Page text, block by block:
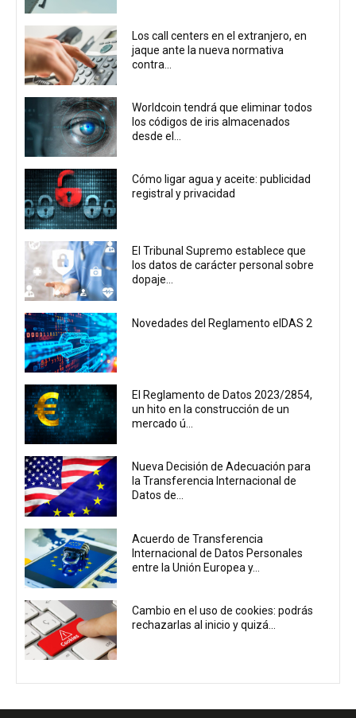
Los call centers en el extranjero, en
jaque ante la nueva normativa
contra...
Worldcoin tendrá que eliminar todos
los códigos de iris almacenados
desde el...
Cómo ligar agua y aceite: publicidad
registral y privacidad
El Tribunal Supremo establece que
los datos de carácter personal sobre
dopaje...
Novedades del Reglamento eIDAS 2
El Reglamento de Datos 2023/2854,
un hito en la construcción de un
mercado ú...
Nueva Decisión de Adecuación para
la Transferencia Internacional de
Datos de...
Acuerdo de Transferencia
Internacional de Datos Personales
entre la Unión Europea y...
Cambio en el uso de cookies: podrás
rechazarlas al inicio y quizá...